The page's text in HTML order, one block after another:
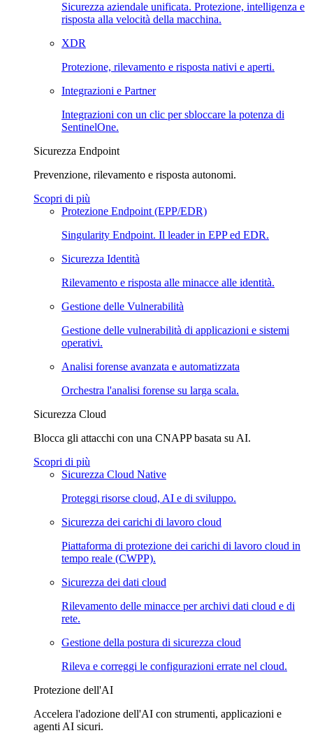
Sicurezza aziendale unificata. Protezione, intelligenza e
risposta alla velocità della macchina.
XDR
Protezione, rilevamento e risposta nativi e aperti.
Integrazioni e Partner
Integrazioni con un clic per sbloccare la potenza di
SentinelOne.
Sicurezza Endpoint
Prevenzione, rilevamento e risposta autonomi.
Scopri di più
Protezione Endpoint (EPP/EDR)
Singularity Endpoint. Il leader in EPP ed EDR.
Sicurezza Identità
Rilevamento e risposta alle minacce alle identità.
Gestione delle Vulnerabilità
Gestione delle vulnerabilità di applicazioni e sistemi
operativi.
Analisi forense avanzata e automatizzata
Orchestra l'analisi forense su larga scala.
Sicurezza Cloud
Blocca gli attacchi con una CNAPP basata su AI.
Scopri di più
Sicurezza Cloud Native
Proteggi risorse cloud, AI e di sviluppo.
Sicurezza dei carichi di lavoro cloud
Piattaforma di protezione dei carichi di lavoro cloud in
tempo reale (CWPP).
Sicurezza dei dati cloud
Rilevamento delle minacce per archivi dati cloud e di
rete.
Gestione della postura di sicurezza cloud
Rileva e correggi le configurazioni errate nel cloud.
Protezione dell'AI
Accelera l'adozione dell'AI con strumenti, applicazioni e
agenti AI sicuri.